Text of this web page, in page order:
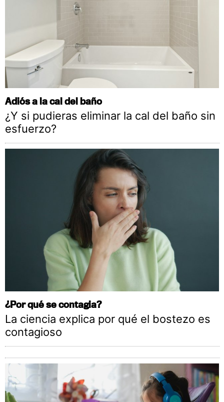
Adiós a la cal del baño
¿Y si pudieras eliminar la cal del baño sin
esfuerzo?
¿Por qué se contagia?
La ciencia explica por qué el bostezo es
contagioso